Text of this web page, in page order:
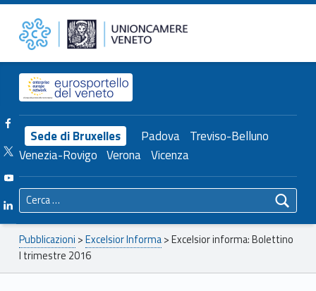
Excelsior informa: Bolettino I trimestre 2016 – Unioncamere del Veneto Unioncamere del Veneto
Header info sidebar
Sede di Bruxelles Padova Treviso-Belluno
Venezia-Rovigo Verona Vicenza
Facebook Unioncamere Veneto
Twitter Unioncamere Veneto
Youtube Unioncamere Veneto
Linkedin Unioncamere Veneto
Ricerca per:
Breadcrumbs navigation
Pubblicazioni >Excelsior Informa>Excelsior informa: Bolettino
I trimestre 2016